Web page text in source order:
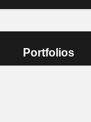
Portfolios